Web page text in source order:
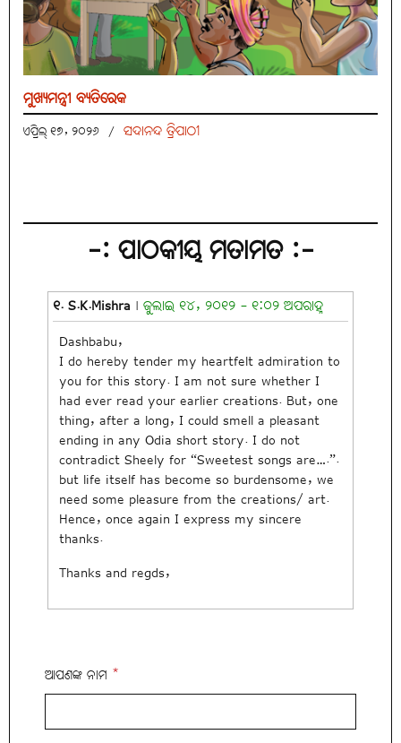
ମୁଖ୍ୟମନ୍ତ୍ରୀ ବ୍ୟତିରେକ
ଏପ୍ରିଲ୍ ୧୭, ୨୦୨୬ / ସଦାନନ୍ଦ ତ୍ରିପାଠୀ
-: ପାଠକୀୟ ମତାମତ :-
୧. S.K.Mishra | ଜୁଲାଇ ୧୪, ୨୦୧୨ - ୧:୦୨ ଅପରାହ୍ନ
Dashbabu,
I do hereby tender my heartfelt admiration to
you for this story. I am not sure whether I
had ever read your earlier creations. But, one
thing, after a long, I could smell a pleasant
ending in any Odia short story. I do not
contradict Sheely for “Sweetest songs are….”.
but life itself has become so burdensome, we
need some pleasure from the creations/ art.
Hence, once again I express my sincere
thanks.
Thanks and regds,
ଆପଣଙ୍କ ନାମ *